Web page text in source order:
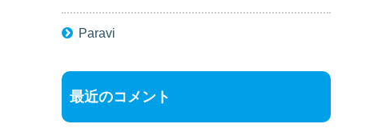
Paravi
最近のコメント